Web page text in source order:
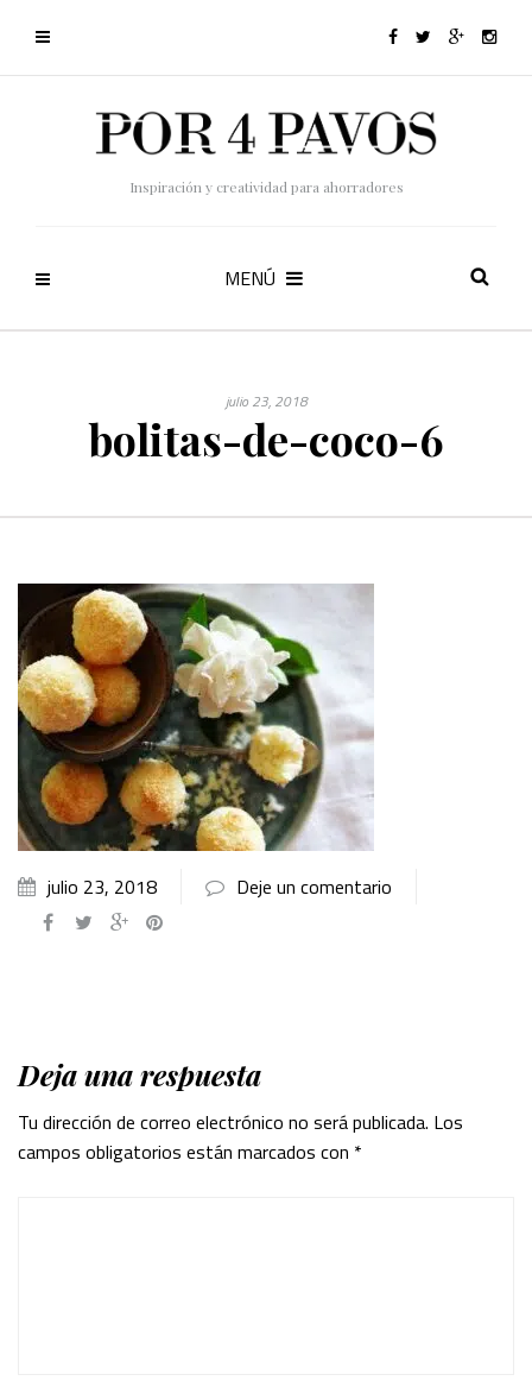
Inspiración y creatividad para ahorradores
MENÚ
julio 23, 2018
bolitas-de-coco-6
julio 23, 2018 Deje un comentario
Deja una respuesta
Tu dirección de correo electrónico no será publicada. Los
campos obligatorios están marcados con *